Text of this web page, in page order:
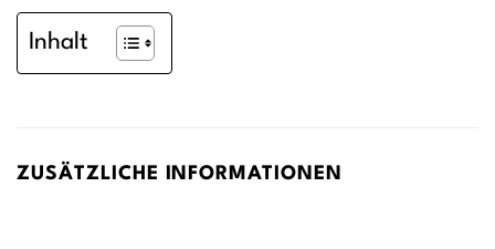
Inhalt
ZUSÄTZLICHE INFORMATIONEN